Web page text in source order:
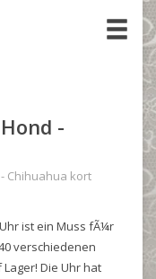
-
Chihuahua kort
ist ein Muss fÃ¼r
verschiedenen
Die Uhr hat